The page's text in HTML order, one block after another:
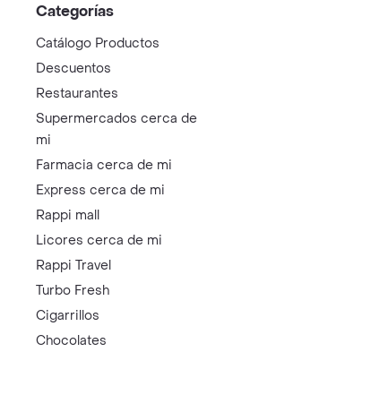
Categorías
Catálogo Productos
Descuentos
Restaurantes
Supermercados cerca de
mi
Farmacia cerca de mi
Express cerca de mi
Rappi mall
Licores cerca de mi
Rappi Travel
Turbo Fresh
Cigarrillos
Chocolates